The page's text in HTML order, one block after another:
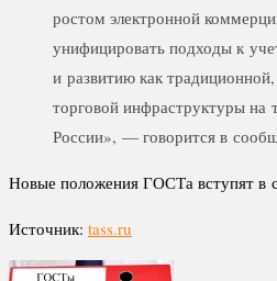
ростом электронной
унифицировать подходы к
и развитию как
торговой инфраструктуры на
России», — говорится в
Новые положения ГОСТа вступят в
Источник: tass.ru